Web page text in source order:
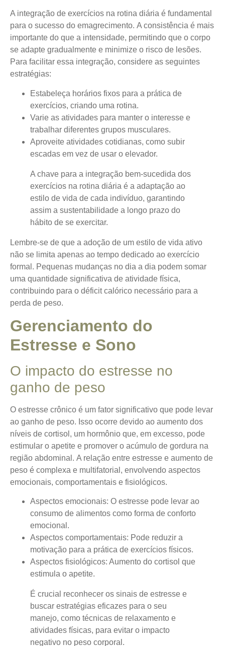
A integração de exercícios na rotina diária é fundamental
para o sucesso do emagrecimento. A consistência é mais
importante do que a intensidade, permitindo que o corpo
se adapte gradualmente e minimize o risco de lesões.
Para facilitar essa integração, considere as seguintes
estratégias:
Estabeleça horários fixos para a prática de
exercícios, criando uma rotina.
Varie as atividades para manter o interesse e
trabalhar diferentes grupos musculares.
Aproveite atividades cotidianas, como subir
escadas em vez de usar o elevador.
A chave para a integração bem-sucedida dos
exercícios na rotina diária é a adaptação ao
estilo de vida de cada indivíduo, garantindo
assim a sustentabilidade a longo prazo do
hábito de se exercitar.
Lembre-se de que a adoção de um estilo de vida ativo
não se limita apenas ao tempo dedicado ao exercício
formal. Pequenas mudanças no dia a dia podem somar
uma quantidade significativa de atividade física,
contribuindo para o déficit calórico necessário para a
perda de peso.
Gerenciamento do
Estresse e Sono
O impacto do estresse no
ganho de peso
O estresse crônico é um fator significativo que pode levar
ao ganho de peso. Isso ocorre devido ao aumento dos
níveis de cortisol, um hormônio que, em excesso, pode
estimular o apetite e promover o acúmulo de gordura na
região abdominal. A relação entre estresse e aumento de
peso é complexa e multifatorial , envolvendo aspectos
emocionais, comportamentais e fisiológicos.
Aspectos emocionais: O estresse pode levar ao
consumo de alimentos como forma de conforto
emocional.
Aspectos comportamentais: Pode reduzir a
motivação para a prática de exercícios físicos.
Aspectos fisiológicos: Aumento do cortisol que
estimula o apetite.
É crucial reconhecer os sinais de estresse e
buscar estratégias eficazes para o seu
manejo, como técnicas de relaxamento e
atividades físicas, para evitar o impacto
negativo no peso corporal.